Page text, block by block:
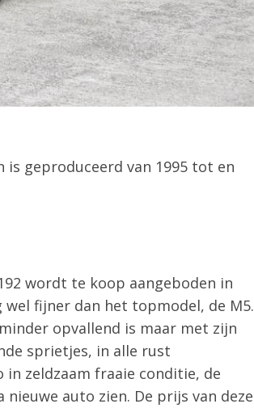
is geproduceerd van 1995 tot en
wordt te koop aangeboden in
wel fijner dan het topmodel, de M5.
opvallend is maar met zijn
sprietjes, in alle rust
zeldzaam fraaie conditie, de
auto zien. De prijs van deze